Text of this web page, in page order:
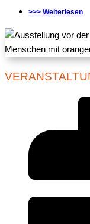
>>> Weiterlesen